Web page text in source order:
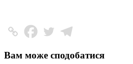
Вам може сподобатися